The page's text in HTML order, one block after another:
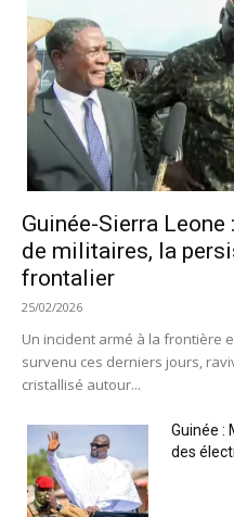
Guinée-Sierra Leone
de militaires, la
frontalier
25/02/2026
Un incident armé à la frontière
survenu ces derniers jours,
cristallisé autour...
Guinée :
des